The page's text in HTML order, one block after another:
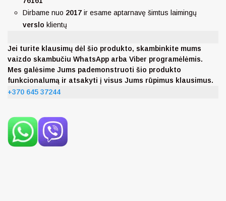
Dirbame nuo 2017 ir esame aptarnavę šimtus laimingų
verslo klientų
Jei turite klausimų dėl šio produkto, skambinkite mums
vaizdo skambučiu WhatsApp arba Viber programėlėmis.
Mes galėsime Jums pademonstruoti šio produkto
funkcionalumą ir atsakyti į visus Jums rūpimus klausimus.
+370 645 37244